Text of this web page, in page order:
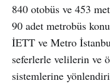
840 otobüs ve 453
90 adet metrobüs
İETT ve Metro
seferlerle velilerin ve
sistemlerine